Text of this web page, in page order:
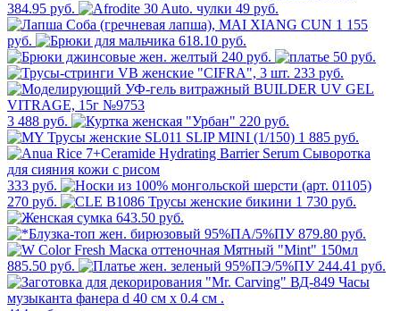
384.95 руб.
49 руб.
1 155
руб.
618.10 руб.
240 руб.
50 руб.
233 руб.
3 488 руб.
220 руб.
1 885 руб.
333 руб.
270 руб.
1 730 руб.
643.50 руб.
879.80 руб.
885.50 руб. 244.41 руб.